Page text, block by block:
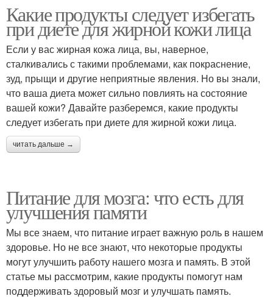
Какие продукты следует избегать
при диете для жирной кожи лица
Если у вас жирная кожа лица, вы, наверное,
сталкивались с такими проблемами, как покраснение,
зуд, прыщи и другие неприятные явления. Но вы знали,
что ваша диета может сильно повлиять на состояние
вашей кожи? Давайте разберемся, какие продукты
следует избегать при диете для жирной кожи лица.
читать дальше →
Питание для мозга: что есть для
улучшения памяти
Мы все знаем, что питание играет важную роль в нашем
здоровье. Но не все знают, что некоторые продукты
могут улучшить работу нашего мозга и память. В этой
статье мы рассмотрим, какие продукты помогут нам
поддерживать здоровый мозг и улучшать память.